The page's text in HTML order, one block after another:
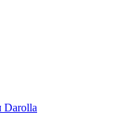
Darolla